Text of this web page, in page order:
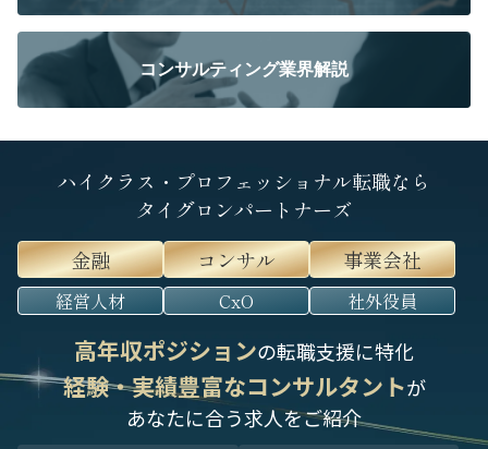
コンサルティング業界解説
ハイクラス・プロフェッショナル転職なら
タイグロンパートナーズ
金融
コンサル 事業会社
経営人材 CxO 社外役員
高年収ポジションの転職支援に特化
経験・実績豊富なコンサルタントが
あなたに合う求人をご紹介